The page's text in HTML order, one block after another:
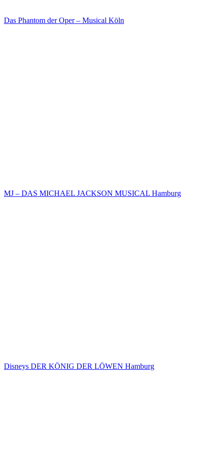
Das Phantom der Oper – Musical Köln
MJ – DAS MICHAEL JACKSON MUSICAL Hamburg
Disneys DER KÖNIG DER LÖWEN Hamburg